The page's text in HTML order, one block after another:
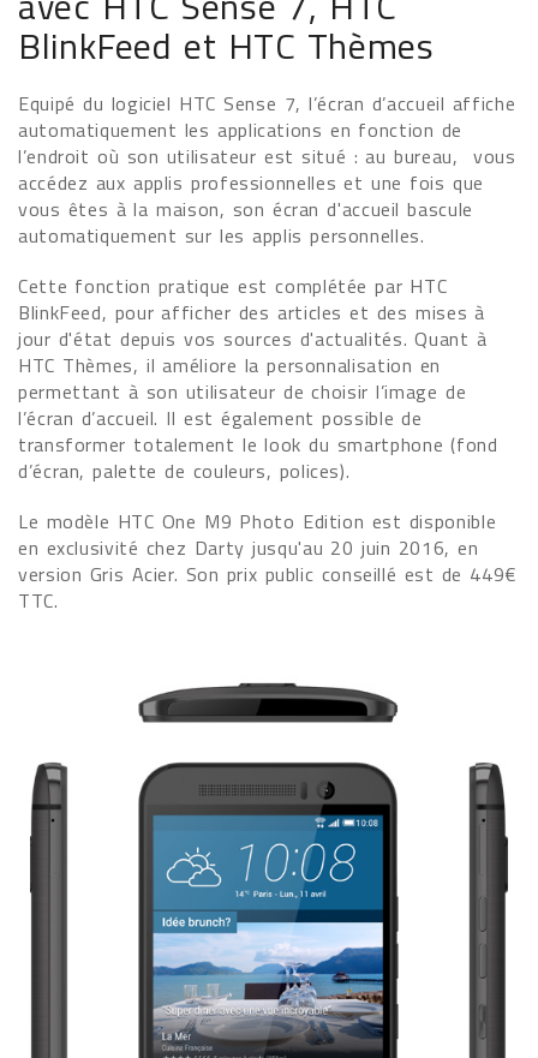
BlinkFeed et HTC Thèmes
Equipé du logiciel HTC Sense 7, l’écran d’accueil affiche
automatiquement les applications en fonction de
l’endroit où son utilisateur est situé : au bureau, vous
accédez aux applis professionnelles et une fois que
vous êtes à la maison, son écran d'accueil bascule
automatiquement sur les applis personnelles.
Cette fonction pratique est complétée par HTC
BlinkFeed, pour afficher des articles et des mises à
jour d'état depuis vos sources d'actualités. Quant à
HTC Thèmes, il améliore la personnalisation en
permettant à son utilisateur de choisir l’image de
l’écran d’accueil. Il est également possible de
transformer totalement le look du smartphone (fond
d’écran, palette de couleurs, polices).
Le modèle HTC One M9 Photo Edition est disponible
en exclusivité chez Darty jusqu'au 20 juin 2016, en
version Gris Acier. Son prix public conseillé est de 449€
TTC.